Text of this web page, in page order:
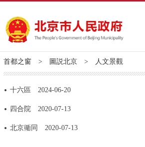
首都之窗> 圖説北京> 人文景觀
十六區 2024-06-20
四合院 2020-07-13
北京衚同 2020-07-13